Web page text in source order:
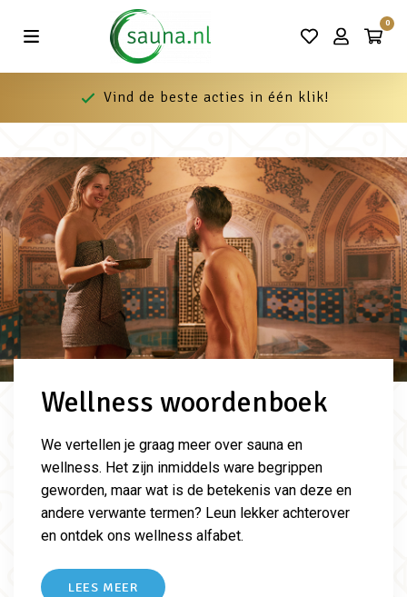
0
Vind de beste acties in één klik!
Wellness woordenboek
We vertellen je graag meer over sauna en
wellness. Het zijn inmiddels ware begrippen
geworden, maar wat is de betekenis van deze en
andere verwante termen? Leun lekker achterover
en ontdek ons wellness alfabet.
LEES MEER